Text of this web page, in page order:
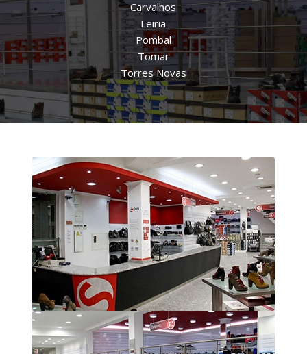
Carvalhos
Leiria
Pombal
Tomar
Torres Novas